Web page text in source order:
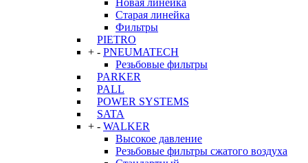
Новая линейка
Старая линейка
Фильтры
PIETRO
+ - PNEUMATECH
Резьбовые фильтры
PARKER
PALL
POWER SYSTEMS
SATA
+ - WALKER
Высокое давление
Резьбовые фильтры сжатого воздуха